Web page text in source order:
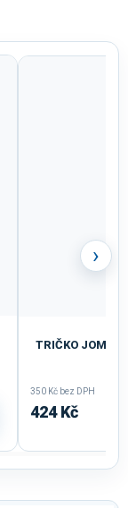
TRIČKO JOMA
350 Kč bez DPH
424 Kč
›